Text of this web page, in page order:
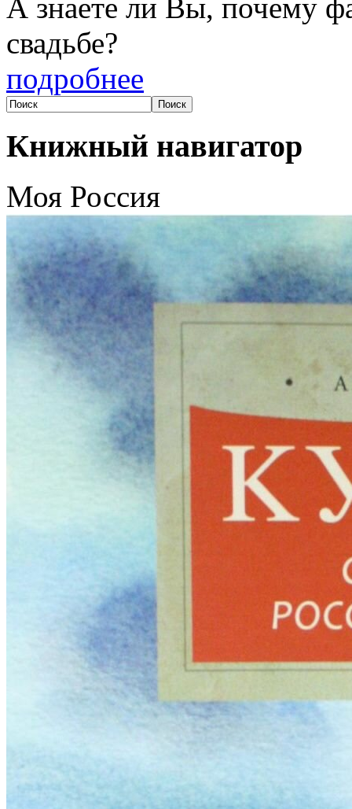
А знаете ли Вы, почему
свадьбе?
подробнее
Книжный навигатор
Моя Россия